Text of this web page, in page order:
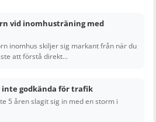
vid inomhusträning med
inomhus skiljer sig markant från när du
att förstå direkt...
inte godkända för trafik
5 åren slagit sig in med en storm i